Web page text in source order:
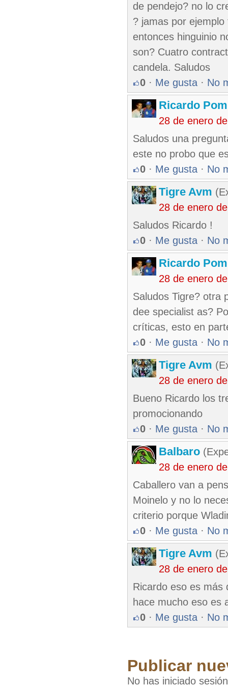
de pendejo? no lo
? jamas por
entonces hinguinio
son? Cuatro
candela. Saludos
0 · Me gusta · No
Ricardo
28 de enero
Saludos una
este no probo que
0 · Me gusta · No
Tigre Avm
28 de enero
Saludos Ricardo !
0 · Me gusta · No
Ricardo
28 de enero
Saludos Tigre? otra
dee specialist as?
críticas, esto en
0 · Me gusta · No
Tigre Avm
28 de enero
Bueno Ricardo los
promocionando
0 · Me gusta · No
Balbaro
28 de enero
Caballero van a
Moinelo y no lo
criterio porque
0 · Me gusta · No
Tigre Avm
28 de enero
Ricardo eso es más
hace mucho eso es
0 · Me gusta · No
Publicar
No has iniciado